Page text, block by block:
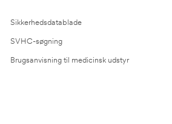
Sikkerhedsdatablade
SVHC-søgning
Brugsanvisning til medicinsk udstyr